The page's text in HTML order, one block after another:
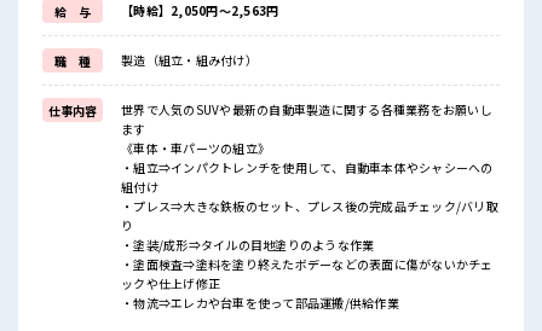
給 与 【時給】2,050円～2,563円
職 種 製造（組立・組み付け）
仕事内容
世界で人気のSUVや最新の自動車製造に関する各種業務をお願いし
ます
《車体・車パーツの組立》
・組立⇒インパクトレンチを使用して、自動車本体やシャシーへの
組付け
・プレス⇒大きな鉄板のセット、プレス後の完成品チェック/バリ取
り
・塗装/成形⇒タイルの目地塗りのような作業
・塗面検査⇒塗料を塗り終えたボデーなどの表面に傷がないかチェ
ックや仕上げ修正
・物流⇒エレカや台車を使って部品運搬/供給作業